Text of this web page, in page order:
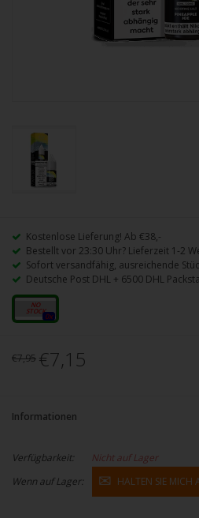
Kostenlose Lieferung! Ab €38,-
Bestellt vor 23:30 Uhr? Lieferzeit 1-2
Sofort versandfähig, ausreichende
Deutsche Post DHL + 6500 DHL
20mg
0x
€7,95 €7,15
Informationen
Verfügbarkeit:
Nicht auf Lager
Wenn auf Lager:
HALTEN SIE MICH